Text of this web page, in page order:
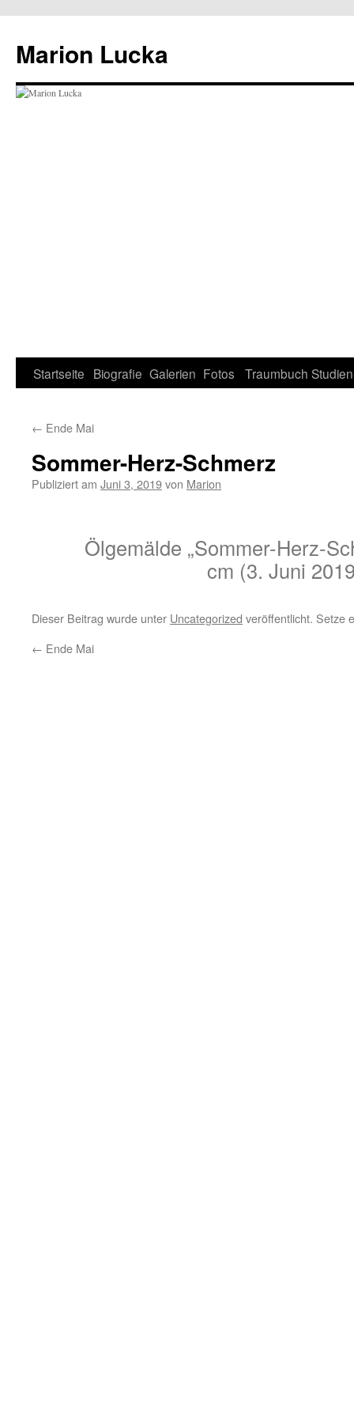
Marion Lucka
Zum
springen
Startseite Biografie Galerien Fotos Traumbuch Studien
← Ende Mai
Sommer-Herz-Schmerz
Publiziert am Juni 3, 2019von Marion
Ölgemälde „Sommer-Herz-
cm (3. Juni
Dieser Beitrag wurde unter Uncategorized veröffentlicht. Setze
← Ende Mai